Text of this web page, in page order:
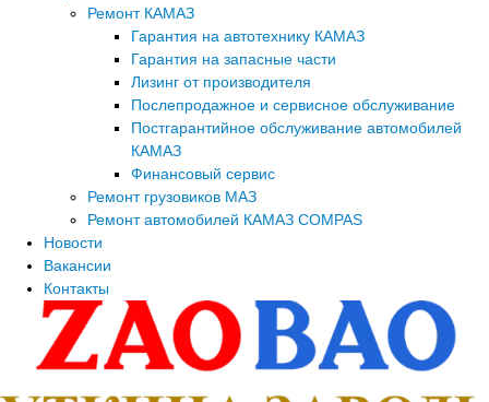
Ремонт КАМАЗ
Гарантия на автотехнику КАМАЗ
Гарантия на запасные части
Лизинг от производителя
Послепродажное и сервисное обслуживание
Постгарантийное обслуживание автомобилей
КАМАЗ
Финансовый сервис
Ремонт грузовиков МАЗ
Ремонт автомобилей КАМАЗ COMPAS
Новости
Вакансии
Контакты